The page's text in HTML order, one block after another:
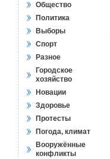
Общество
Политика
Выборы
Спорт
Разное
Городское
хозяйство
Новации
Здоровье
Протесты
Погода, климат
Вооружённые
конфликты